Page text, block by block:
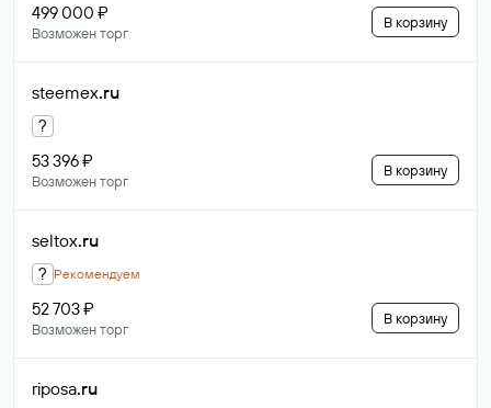
499 000 ₽
Возможен торг
В корзину
steemex.ru
?
53 396 ₽
Возможен торг
В корзину
seltox.ru
? Рекомендуем
52 703 ₽
Возможен торг
В корзину
riposa.ru